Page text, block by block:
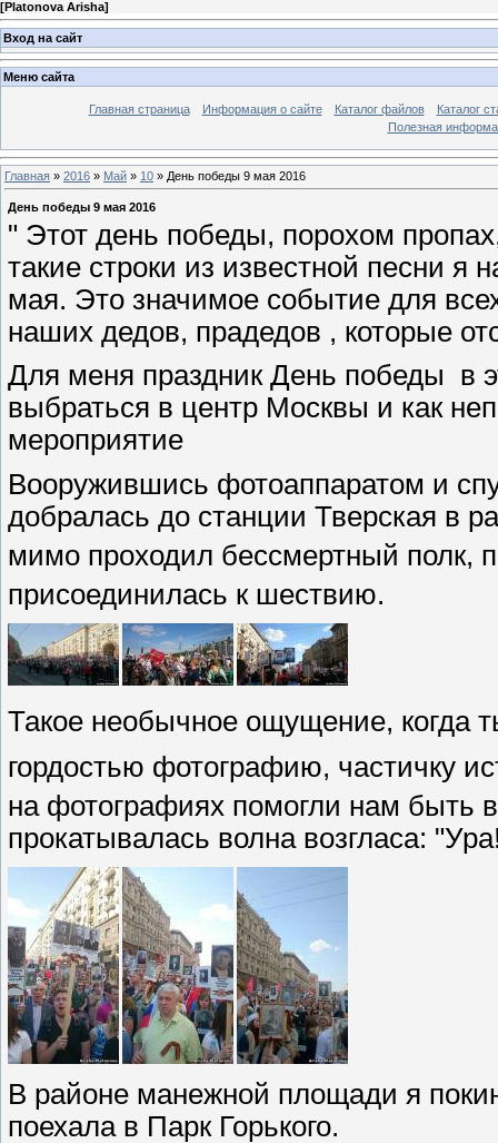
[Platonova Arisha]
Вход на сайт
Меню сайта
Главная страница Информация о сайте Каталог файлов
Каталог
Полезная
Главная » 2016 » Май » 10 » День победы 9 мая 2016
День победы 9 мая 2016
" Этот день победы, порохом
такие строки из известной песни я
мая. Это значимое событие для
наших дедов, прадедов , которые
Для меня праздник День победы в
выбраться в центр Москвы и как
мероприятие
Вооружившись фотоаппаратом и
добралась до станции Тверская в
мимо проходил бессмертный полк,
присоединилась к шествию.
Такое необычное ощущение, когда
гордостью фотографию, частичку
на фотографиях помогли нам быть
прокатывалась волна возгласа:
В районе манежной площади я
поехала в Парк Горького.